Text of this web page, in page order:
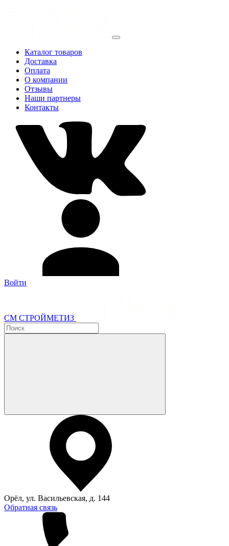
Каталог товаров
Доставка
Оплата
О компании
Отзывы
Наши партнеры
Контакты
Войти
СМ СТРОЙМЕТИЗ
Орёл, ул. Васильевская, д. 144
Обратная связь